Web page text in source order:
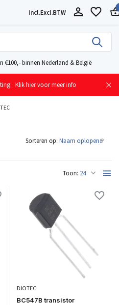
Incl.Excl.BTW
Geleverd uit eigen voorraad vanuit ons
Klik hier voor meer info
Toon:
Sorteren op:
DIOTEC
BC547B transistor